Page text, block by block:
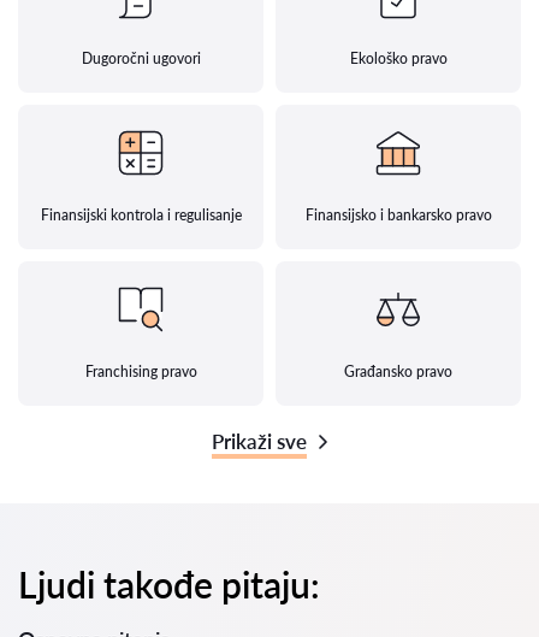
Dugoročni ugovori Ekološko pravo
Finansijski kontrola i regulisanje Finansijsko i bankarsko pravo
Franchising pravo Građansko pravo
Prikaži sve
Ljudi takođe pitaju: